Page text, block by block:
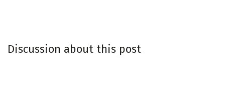
Discussion about this post